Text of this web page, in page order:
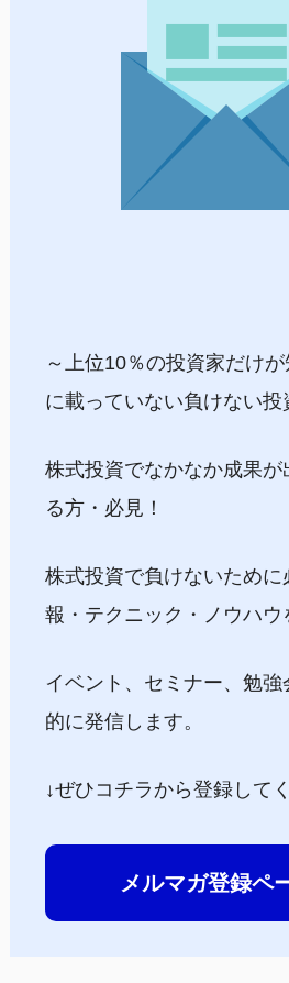
～上位10％の投資家だけ
に載っていない負けない投
株式投資でなかなか成果が
る方・必見！
株式投資で負けないため
報・テクニック・ノウハウ
イベント、セミナー、勉
的に発信します。
↓ぜひコチラから登録して
メルマガ登録ペ